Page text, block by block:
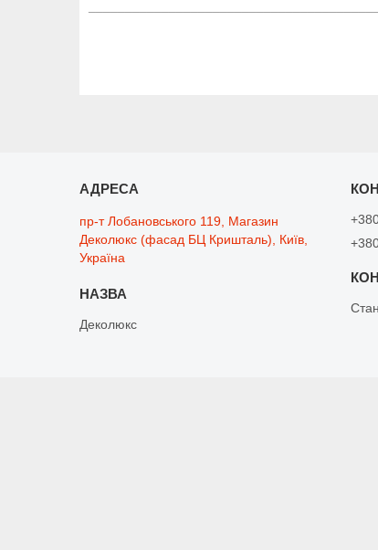
пр-т Лобановського 119, Магазин
Деколюкс (фасад БЦ Кришталь), Київ,
Україна
Деколюкс